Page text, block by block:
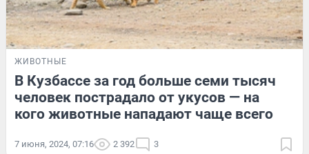
ЖИВОТНЫЕ
В Кузбассе за год больше семи тысяч
человек пострадало от укусов — на
кого животные нападают чаще всего
7 июня, 2024, 07:16 2 392 3